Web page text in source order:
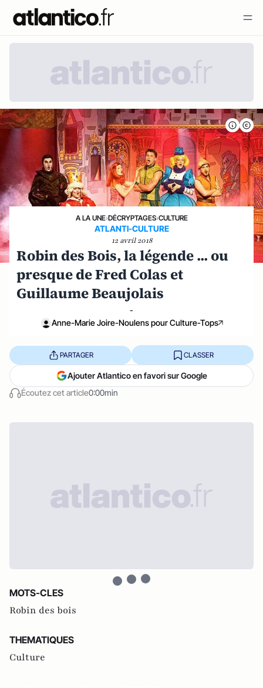
A LA UNE›DÉCRYPTAGES›CULTURE
ATLANTI-CULTURE
12 avril 2018
Robin des Bois, la légende ... ou
presque de Fred Colas et
Guillaume Beaujolais
-
Anne-Marie Joire-Noulens pour Culture-Tops
Écoutez cet article0:00min
PARTAGER CLASSER
Ajouter Atlantico en favori sur Google
MOTS-CLES
Robin des bois
THEMATIQUES
Culture